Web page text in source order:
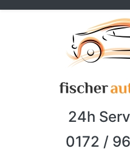
24h
0172 /